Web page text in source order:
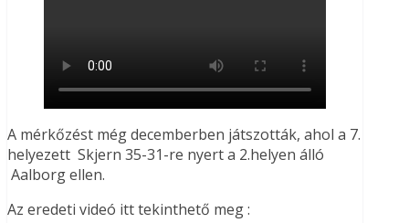
A mérkőzést még decemberben játszották, ahol a 7.
helyezett Skjern 35-31-re nyert a 2.helyen álló
Aalborg ellen.
Az eredeti videó itt tekinthető meg :